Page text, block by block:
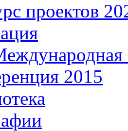
проектов
2015